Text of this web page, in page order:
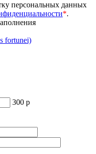
персональных данных
*.
fortunei)
300 р